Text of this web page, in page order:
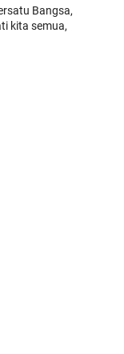
Bangsa,
kita semua,